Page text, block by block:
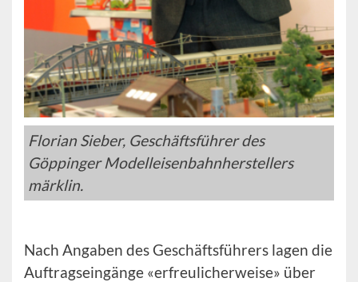
Florian Sieber, Geschäftsführer des
Göppinger Modelleisenbahnherstellers
märklin.
Nach Angaben des Geschäftsführers lagen die
Auftragseingänge «erfreulicherweise» über